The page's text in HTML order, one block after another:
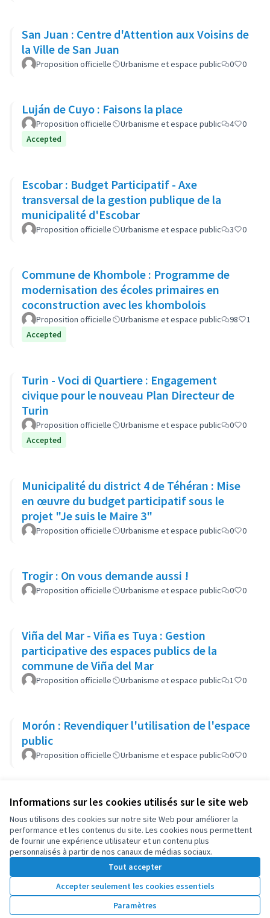
Informations sur les cookies utilisés sur le site web
Nous utilisons des cookies sur notre site Web pour améliorer la
performance et les contenus du site. Les cookies nous permettent
de fournir une expérience utilisateur et un contenu plus
personnalisés à partir de nos canaux de médias sociaux.
Tout accepter
Accepter seulement les cookies essentiels
Paramètres
San Juan : Centre d'Attention aux Voisins de
la Ville de San Juan
Proposition officielle Urbanisme et espace public 0 0
Luján de Cuyo : Faisons la place
Proposition officielle Urbanisme et espace public 4
0
Accepted
Escobar : Budget Participatif - Axe
transversal de la gestion publique de la
municipalité d'Escobar
Proposition officielle Urbanisme et espace public 3 0
Commune de Khombole : Programme de
modernisation des écoles primaires en
coconstruction avec les khombolois
Proposition officielle Urbanisme et espace public 98
1
Accepted
Turin - Voci di Quartiere : Engagement
civique pour le nouveau Plan Directeur de
Turin
Proposition officielle Urbanisme et espace public 0
0
Accepted
Municipalité du district 4 de Téhéran : Mise
en œuvre du budget participatif sous le
projet "Je suis le Maire 3"
Proposition officielle Urbanisme et espace public 0 0
Trogir : On vous demande aussi !
Proposition officielle Urbanisme et espace public 0 0
Viña del Mar - Viña es Tuya : Gestion
participative des espaces publics de la
commune de Viña del Mar
Proposition officielle Urbanisme et espace public 1 0
Morón : Revendiquer l'utilisation de l'espace
public
Proposition officielle Urbanisme et espace public 0 0
Conditions d'utilisation
Paramètres des cookies
OIDP sur X
(Lien externe)
OIDP sur Facebook
(Lien externe)
OIDP sur YouTube
(Lien externe)
Français
Choose languageChoisir la langueElegir el idioma
Site réalisé grâce aulogiciel libre Decidim .
Licence
(Lien